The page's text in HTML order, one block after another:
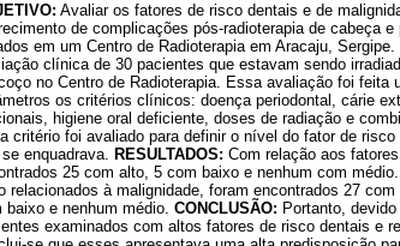
Avaliar os fatores de risco dentais e de
de complicações pós-radioterapia de cabeça
em um Centro de Radioterapia em Aracaju, Sergipe.
clínica de 30 pacientes que estavam sendo
no Centro de Radioterapia. Essa avaliação foi feita
os critérios clínicos: doença periodontal, cárie
higiene oral deficiente, doses de radiação e
critério foi avaliado para definir o nível do fator de
enquadrava. RESULTADOS: Com relação aos
25 com alto, 5 com baixo e nenhum com
relacionados à malignidade, foram encontrados 27
baixo e nenhum médio. CONCLUSÃO: Portanto,
examinados com altos fatores de risco dentais e